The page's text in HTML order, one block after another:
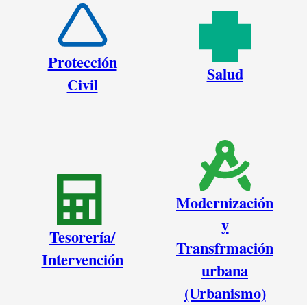
Protección
Civil
Salud
Tesorería/
Intervención
Modernización
y
Transfrmación
urbana
(Urbanismo)